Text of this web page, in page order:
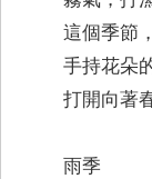
這個季節，
手持花朵的
打開向著春
雨季